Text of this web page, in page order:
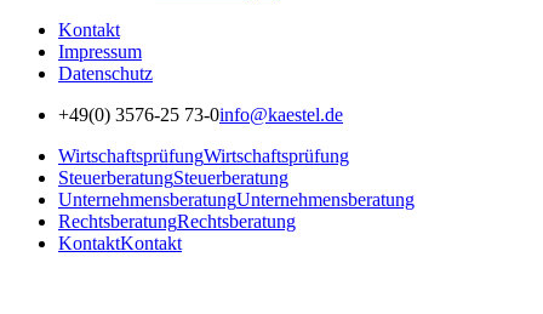
Kontakt
Impressum
Datenschutz
+49(0) 3576-25 73-0info@kaestel.de
WirtschaftsprüfungWirtschaftsprüfung
SteuerberatungSteuerberatung
UnternehmensberatungUnternehmensberatung
RechtsberatungRechtsberatung
KontaktKontakt